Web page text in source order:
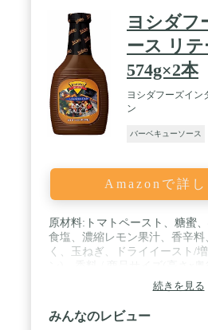
ヨシダフ
ース リ
574g×2本
ヨシダフーズイン
ン
バーベキューソース
Amazonで詳し
原材料:トマトペースト、糖蜜
食塩、濃縮レモン果汁、香辛料
く、玉ねぎ、ドライイースト/
幅):20cm×12cm×10cm / 574g×2本
続きを見る
みんなのレビュー